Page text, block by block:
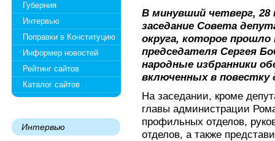
Губерния
Интервью
Поправки в Конституцию
Информер новостей
Рейтинг сайтов
Каталог сайтов
Интервью
В минувший четверг, 28
заседание Совета
округа, которое
председателя Сергея
народные избранники
включенных в повестку
На заседании, кроме
главы администрации
профильных отделов,
отделов, а также